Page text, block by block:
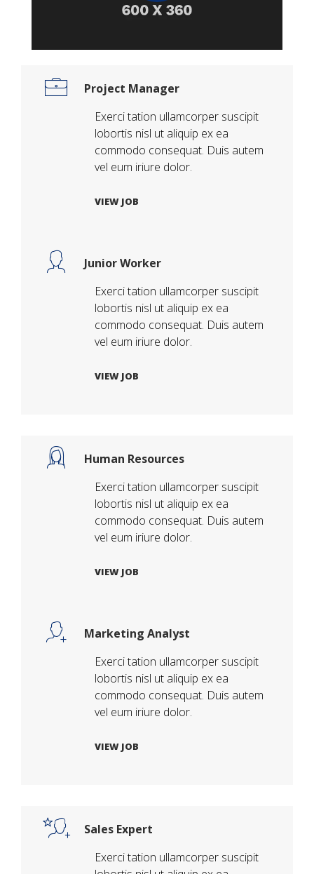
Project Manager
Exerci tation ullamcorper suscipit
lobortis nisl ut aliquip ex ea
commodo consequat. Duis autem
vel eum iriure dolor.
VIEW JOB
Junior Worker
Exerci tation ullamcorper suscipit
lobortis nisl ut aliquip ex ea
commodo consequat. Duis autem
vel eum iriure dolor.
VIEW JOB
Human Resources
Exerci tation ullamcorper suscipit
lobortis nisl ut aliquip ex ea
commodo consequat. Duis autem
vel eum iriure dolor.
VIEW JOB
Marketing Analyst
Exerci tation ullamcorper suscipit
lobortis nisl ut aliquip ex ea
commodo consequat. Duis autem
vel eum iriure dolor.
VIEW JOB
Sales Expert
Exerci tation ullamcorper suscipit